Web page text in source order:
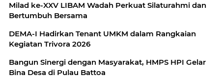
Milad ke-XXV LIBAM Wadah Perkuat Silaturahmi dan
Bertumbuh Bersama
DEMA-I Hadirkan Tenant UMKM dalam Rangkaian
Kegiatan Trivora 2026
Bangun Sinergi dengan Masyarakat, HMPS HPI Gelar
Bina Desa di Pulau Battoa